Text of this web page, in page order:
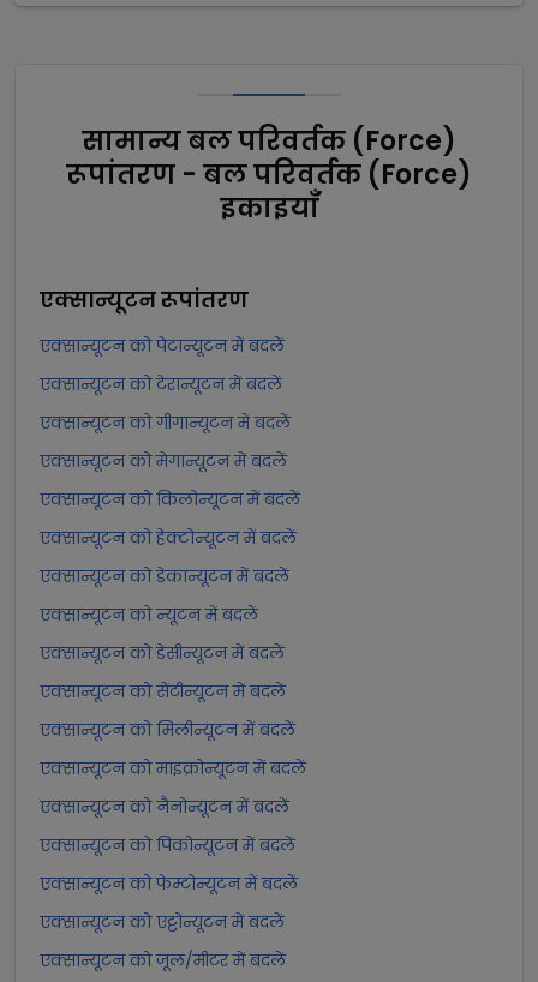
सामान्य बल परिवर्तक (Force)
रूपांतरण - बल परिवर्तक (Force)
इकाइयाँ
एक्सान्यूटनरूपांतरण
एक्सान्यूटन को पेटान्यूटन में बदलें
एक्सान्यूटन को टेरान्यूटन में बदलें
एक्सान्यूटन को गीगान्यूटन में बदलें
एक्सान्यूटन को मेगान्यूटन में बदलें
एक्सान्यूटन को किलोन्यूटन में बदलें
एक्सान्यूटन को हेक्टोन्यूटन में बदलें
एक्सान्यूटन को डेकान्यूटन में बदलें
एक्सान्यूटन को न्यूटन में बदलें
एक्सान्यूटन को डेसीन्यूटन में बदलें
एक्सान्यूटन को सेंटीन्यूटन में बदलें
एक्सान्यूटन को मिलीन्यूटन में बदलें
एक्सान्यूटन को माइक्रोन्यूटन में बदलें
एक्सान्यूटन को नैनोन्यूटन में बदलें
एक्सान्यूटन को पिकोन्यूटन में बदलें
एक्सान्यूटन को फेम्टोन्यूटन में बदलें
एक्सान्यूटन को एट्टोन्यूटन में बदलें
एक्सान्यूटन को जूल/मीटर में बदलें